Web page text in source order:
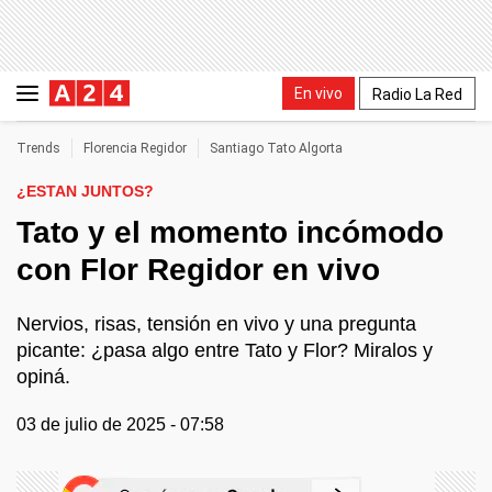
En vivo Radio La Red
Trends Florencia Regidor Santiago Tato Algorta
¿ESTAN JUNTOS?
Tato y el momento incómodo
con Flor Regidor en vivo
Nervios, risas, tensión en vivo y una pregunta
picante: ¿pasa algo entre Tato y Flor? Miralos y
opiná.
03 de julio de 2025 - 07:58